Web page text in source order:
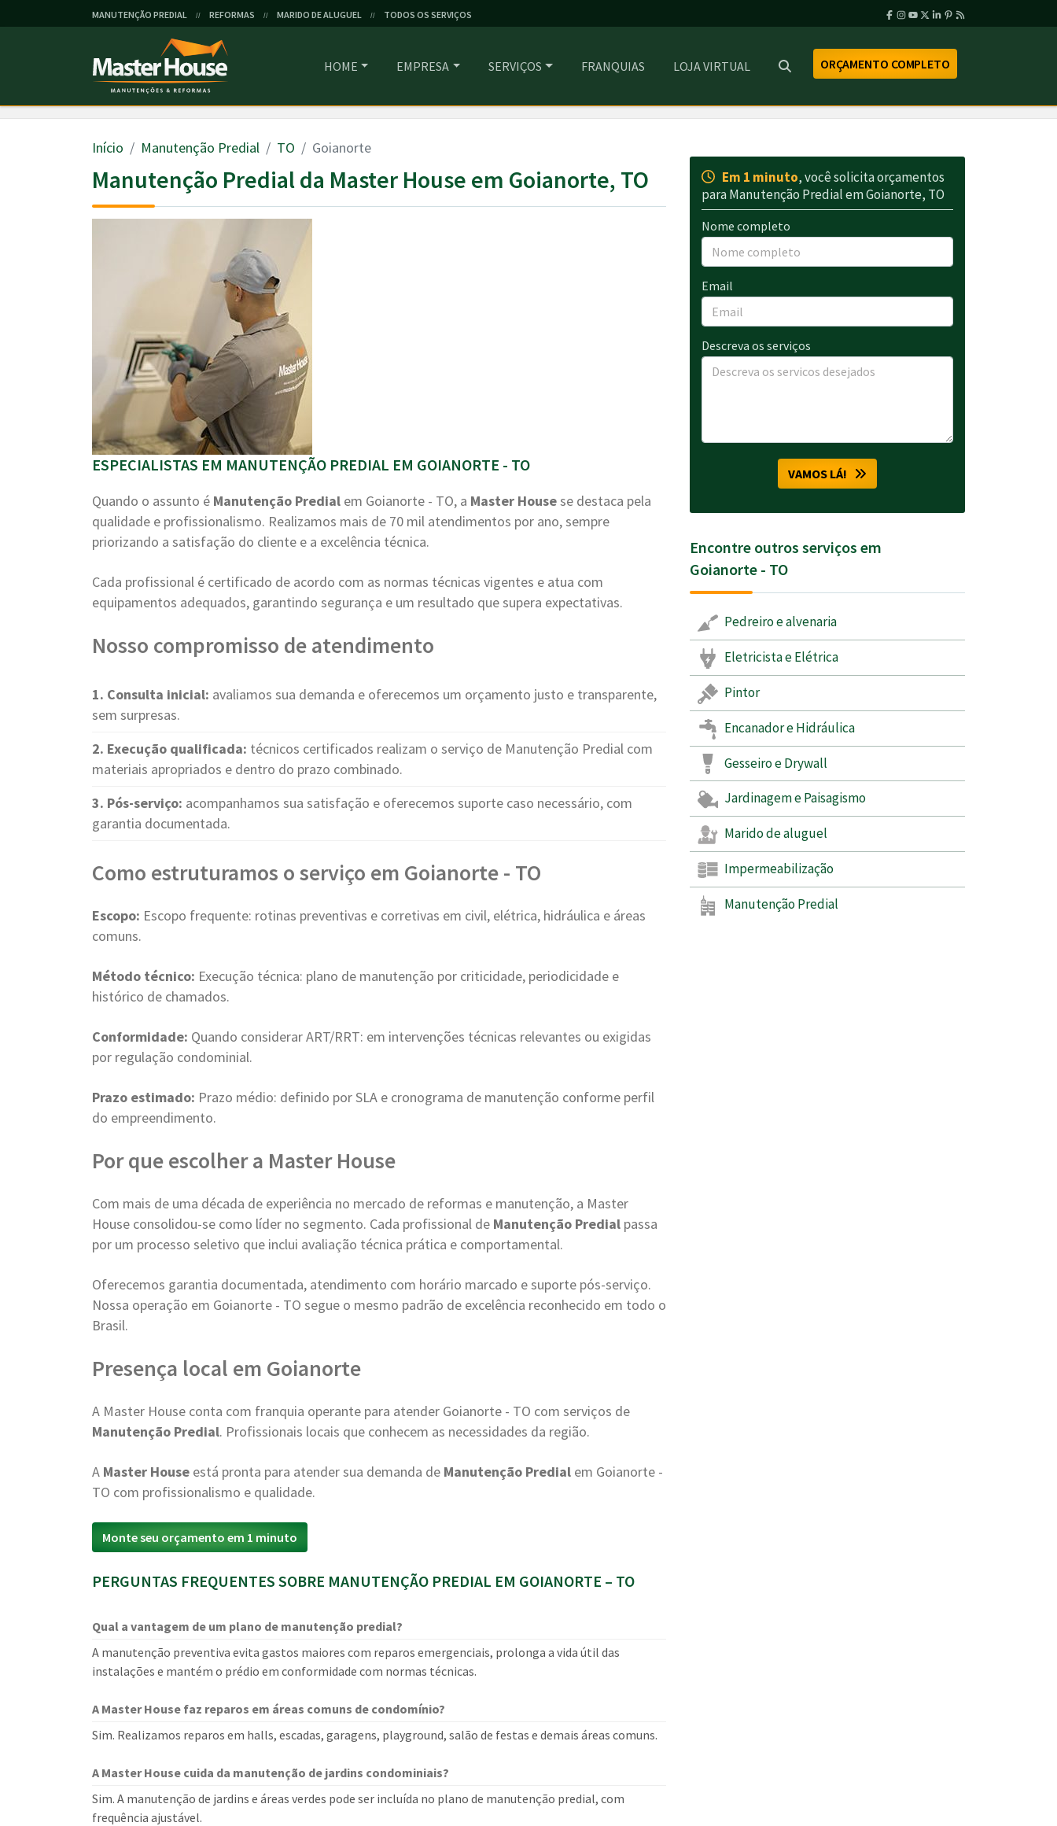
MANUTENÇÃO PREDIAL // REFORMAS // MARIDO DE ALUGUEL // TODOS OS SERVIÇOS
HOME EMPRESA SERVIÇOS FRANQUIAS LOJA VIRTUAL ORÇAMENTO COMPLETO
Início Manutenção Predial TO Goianorte
Manutenção Predial da Master House em Goianorte, TO
ESPECIALISTAS EM MANUTENÇÃO PREDIAL EM GOIANORTE - TO
Quando o assunto é Manutenção Predial em Goianorte - TO, a Master Housese destaca pela
qualidade e profissionalismo. Realizamos mais de 70 mil atendimentos por ano, sempre
priorizando a satisfação do cliente e a excelência técnica.
Cada profissional é certificado de acordo com as normas técnicas vigentes e atua com
equipamentos adequados, garantindo segurança e um resultado que supera expectativas.
Nosso compromisso de atendimento
1. Consulta inicial: avaliamos sua demanda e oferecemos um orçamento justo e transparente,
sem surpresas.
2. Execução qualificada: técnicos certificados realizam o serviço de Manutenção Predial com
materiais apropriados e dentro do prazo combinado.
3. Pós-serviço: acompanhamos sua satisfação e oferecemos suporte caso necessário, com
garantia documentada.
Como estruturamos o serviço em Goianorte - TO
Escopo: Escopo frequente: rotinas preventivas e corretivas em civil, elétrica, hidráulica e áreas
comuns.
Método técnico: Execução técnica: plano de manutenção por criticidade, periodicidade e
histórico de chamados.
Conformidade: Quando considerar ART/RRT: em intervenções técnicas relevantes ou exigidas
por regulação condominial.
Prazo estimado: Prazo médio: definido por SLA e cronograma de manutenção conforme perfil
do empreendimento.
Por que escolher a Master House
Com mais de uma década de experiência no mercado de reformas e manutenção, a Master
House consolidou-se como líder no segmento. Cada profissional de Manutenção Predial passa
por um processo seletivo que inclui avaliação técnica prática e comportamental.
Oferecemos garantia documentada, atendimento com horário marcado e suporte pós-serviço.
Nossa operação em Goianorte - TO segue o mesmo padrão de excelência reconhecido em todo o
Brasil.
Presença local em Goianorte
A Master House conta com franquia operante para atender Goianorte - TO com serviços de
Manutenção Predial. Profissionais locais que conhecem as necessidades da região.
A Master House está pronta para atender sua demanda de Manutenção Predial em Goianorte -
TO com profissionalismo e qualidade.
Monte seu orçamento em 1 minuto
PERGUNTAS FREQUENTES SOBRE MANUTENÇÃO PREDIAL EM GOIANORTE – TO
Qual a vantagem de um plano de manutenção predial?
A manutenção preventiva evita gastos maiores com reparos emergenciais, prolonga a vida útil das
instalações e mantém o prédio em conformidade com normas técnicas.
A Master House faz reparos em áreas comuns de condomínio?
Sim. Realizamos reparos em halls, escadas, garagens, playground, salão de festas e demais áreas comuns.
A Master House cuida da manutenção de jardins condominiais?
Sim. A manutenção de jardins e áreas verdes pode ser incluída no plano de manutenção predial, com
frequência ajustável.
Em 1 minuto, você solicita orçamentos
para Manutenção Predial em Goianorte, TO
Nome completo
Email
Descreva os serviços
VAMOS LÁ!
Encontre outros serviços em
Goianorte - TO
Pedreiro e alvenaria
Eletricista e Elétrica
Pintor
Encanador e Hidráulica
Gesseiro e Drywall
Jardinagem e Paisagismo
Marido de aluguel
Impermeabilização
Manutenção Predial